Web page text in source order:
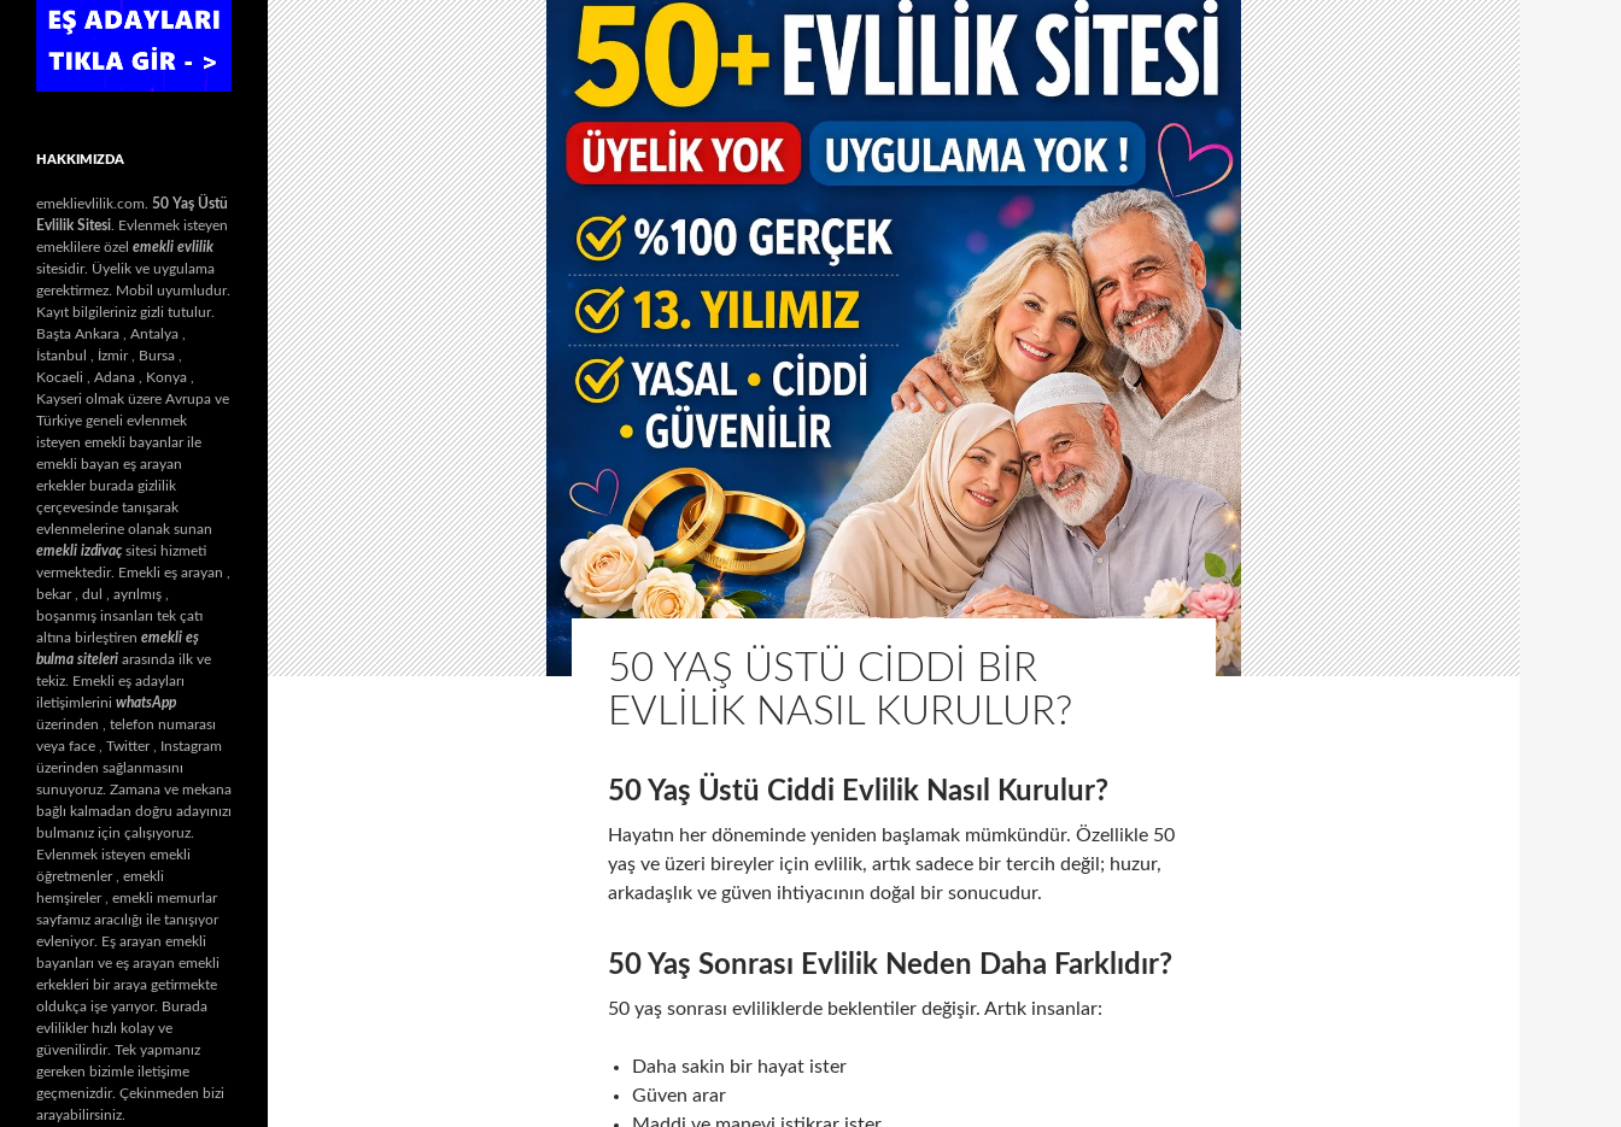
50 YAŞ ÜSTÜ CIDDI BIR
EVLILIK NASIL KURULUR?
50 Yaş Üstü Ciddi Evlilik Nasıl Kurulur?
Hayatın her döneminde yeniden başlamak mümkündür. Özellikle 50
yaş ve üzeri bireyler için evlilik, artık sadece bir tercih değil; huzur,
arkadaşlık ve güven ihtiyacının doğal bir sonucudur.
50 Yaş Sonrası Evlilik Neden Daha Farklıdır?
50 yaş sonrası evliliklerde beklentiler değişir. Artık insanlar:
Daha sakin bir hayat ister
Güven arar
HAKKIMIZDA
emeklievlilik.com. 50 Yaş Üstü
Evlilik Sitesi . Evlenmek isteyen
emeklilere özel emekli evlilik
sitesidir. Üyelik ve uygulama
gerektirmez. Mobil uyumludur.
Kayıt bilgileriniz gizli tutulur.
Başta Ankara , Antalya ,
İstanbul , İzmir , Bursa ,
Kocaeli , Adana , Konya ,
Kayseri olmak üzere Avrupa ve
Türkiye geneli evlenmek
isteyen emekli bayanlar ile
emekli bayan eş arayan
erkekler burada gizlilik
çerçevesinde tanışarak
evlenmelerine olanak sunan
emekli izdivaç sitesi hizmeti
vermektedir. Emekli eş arayan ,
bekar , dul , ayrılmış ,
boşanmış insanları tek çatı
altına birleştiren emekli eş
bulma siteleri arasında ilk ve
tekiz. Emekli eş adayları
iletişimlerini whatsApp
üzerinden , telefon numarası
veya face , Twitter , Instagram
üzerinden sağlanmasını
sunuyoruz. Zamana ve mekana
bağlı kalmadan doğru adayınızı
bulmanız için çalışıyoruz.
Evlenmek isteyen emekli
öğretmenler , emekli
hemşireler , emekli memurlar
sayfamız aracılığı ile tanışıyor
evleniyor. Eş arayan emekli
bayanları ve eş arayan emekli
erkekleri bir araya getirmekte
oldukça işe yarıyor. Burada
evlilikler hızlı kolay ve
güvenilirdir. Tek yapmanız
gereken bizimle iletişime
geçmenizdir. Çekinmeden bizi
arayabilirsiniz.